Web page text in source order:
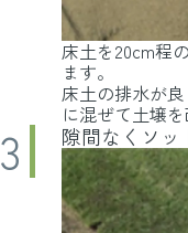
床土を20cm程
ます。
床土の排水が
に混ぜて土壌を
隙間なくソッ